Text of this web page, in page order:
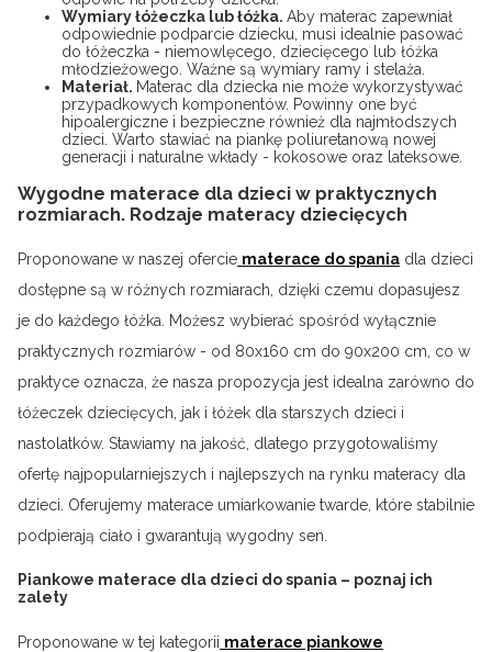
Wymiary łóżeczka lub łóżka. Aby materac zapewniał
odpowiednie podparcie dziecku, musi idealnie pasować
do łóżeczka - niemowlęcego, dziecięcego lub łóżka
młodzieżowego. Ważne są wymiary ramy i stelaża.
Materiał. Materac dla dziecka nie może wykorzystywać
przypadkowych komponentów. Powinny one być
hipoalergiczne i bezpieczne również dla najmłodszych
dzieci. Warto stawiać na piankę poliuretanową nowej
generacji i naturalne wkłady - kokosowe oraz lateksowe.
Wygodne materace dla dzieci w praktycznych
rozmiarach. Rodzaje materacy dziecięcych
Proponowane w naszej ofercie materace do spania dla dzieci
dostępne są w różnych rozmiarach, dzięki czemu dopasujesz
je do każdego łóżka. Możesz wybierać spośród wyłącznie
praktycznych rozmiarów - od 80x160 cm do 90x200 cm, co w
praktyce oznacza, że nasza propozycja jest idealna zarówno do
łóżeczek dziecięcych, jak i łóżek dla starszych dzieci i
nastolatków. Stawiamy na jakość, dlatego przygotowaliśmy
ofertę najpopularniejszych i najlepszych na rynku materacy dla
dzieci. Oferujemy materace umiarkowanie twarde, które stabilnie
podpierają ciało i gwarantują wygodny sen.
Piankowe materace dla dzieci do spania – poznaj ich
zalety
Proponowane w tej kategorii materace piankowe